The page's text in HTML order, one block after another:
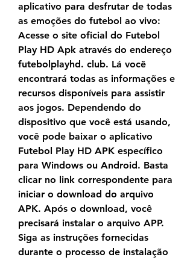
aplicativo para desfrutar de todas
as emoções do futebol ao vivo:
Acesse o site oficial do Futebol
Play HD Apk através do endereço
futebolplayhd. club. Lá você
encontrará todas as informações e
recursos disponíveis para assistir
aos jogos. Dependendo do
dispositivo que você está usando,
você pode baixar o aplicativo
Futebol Play HD APK específico
para Windows ou Android. Basta
clicar no link correspondente para
iniciar o download do arquivo
APK. Após o download, você
precisará instalar o arquivo APP.
Siga as instruções fornecidas
durante o processo de instalação